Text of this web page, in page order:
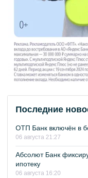
Последние
ОТП Банк включён в
06 августа 21:27
Абсолют Банк
ипотеку
06 августа 16:20